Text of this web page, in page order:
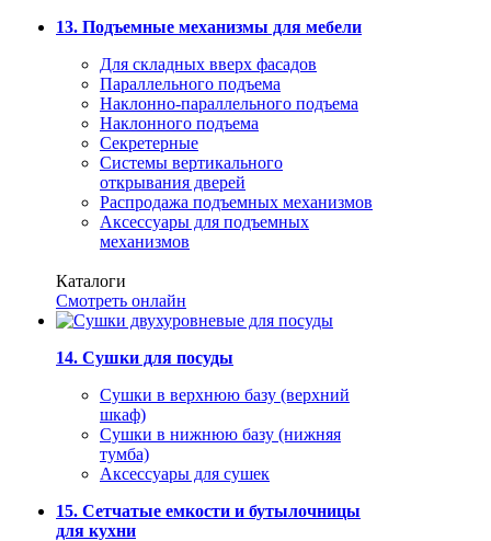
13. Подъемные механизмы для мебели
Для складных вверх фасадов
Параллельного подъема
Наклонно-параллельного подъема
Наклонного подъема
Секретерные
Системы вертикального
открывания дверей
Распродажа подъемных механизмов
Аксессуары для подъемных
механизмов
Каталоги
Смотреть онлайн
14. Сушки для посуды
Сушки в верхнюю базу (верхний
шкаф)
Сушки в нижнюю базу (нижняя
тумба)
Аксессуары для сушек
15. Сетчатые емкости и бутылочницы
для кухни